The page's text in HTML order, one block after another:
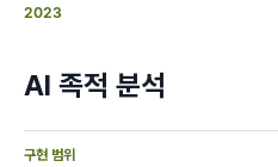
2023
AI 족적 분석
구현 범위